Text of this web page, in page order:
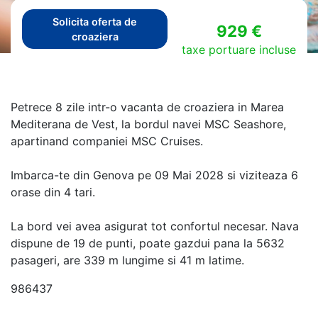
Solicita oferta de
croaziera
929 €
taxe portuare incluse
Petrece 8 zile intr-o vacanta de croaziera in Marea
Mediterana de Vest, la bordul navei MSC Seashore,
apartinand companiei MSC Cruises.
Imbarca-te din Genova pe 09 Mai 2028 si viziteaza 6
orase din 4 tari.
La bord vei avea asigurat tot confortul necesar. Nava
dispune de 19 de punti, poate gazdui pana la 5632
pasageri, are 339 m lungime si 41 m latime.
986437